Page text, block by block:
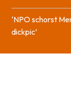
‘NPO schorst
dickpic’